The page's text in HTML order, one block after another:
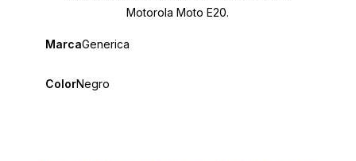
Motorola Moto E20.
MarcaGenerica
ColorNegro